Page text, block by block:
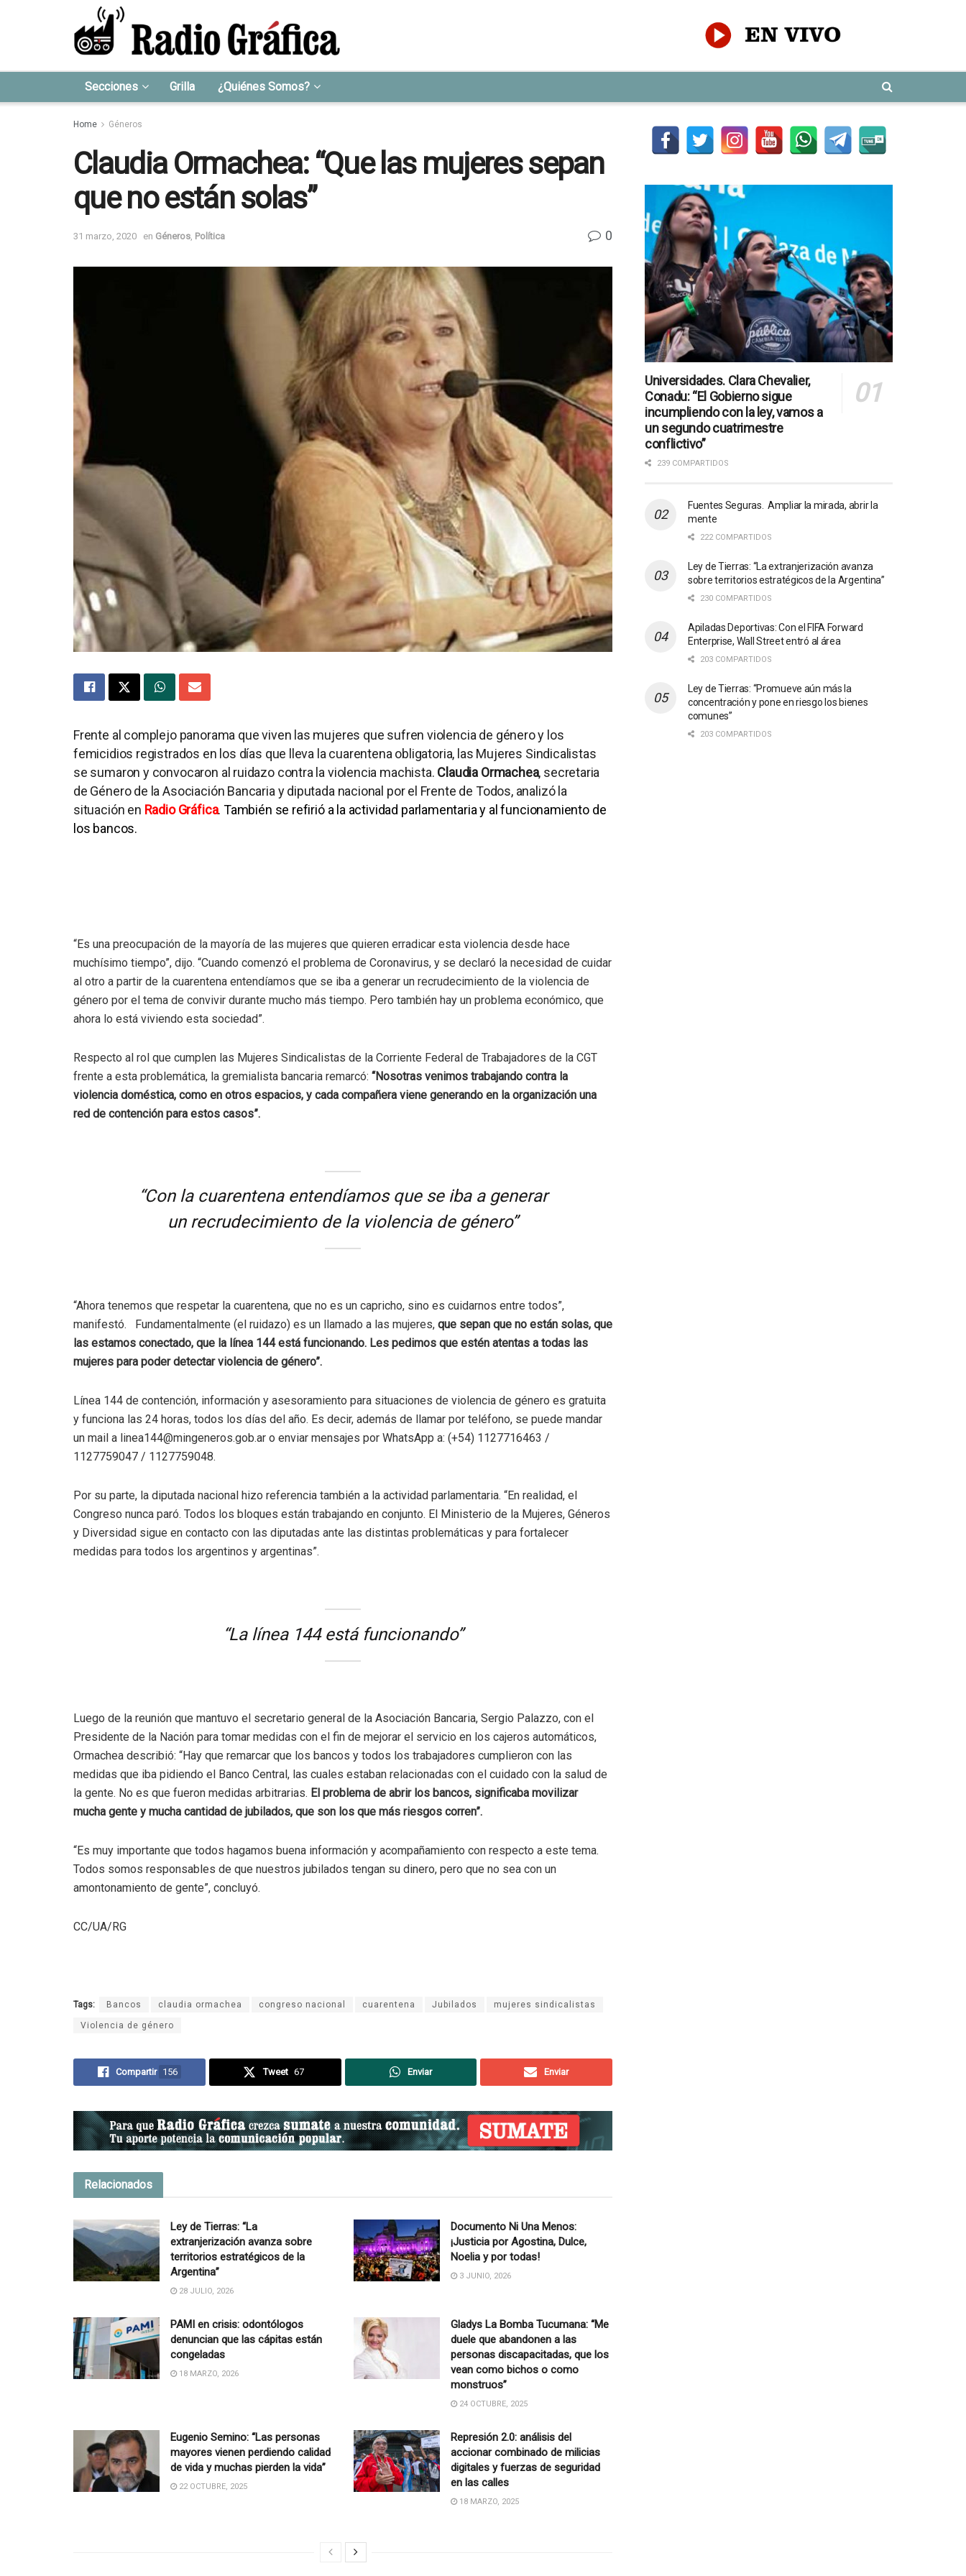
Secciones Grilla ¿Quiénes Somos?
Home Géneros
Claudia Ormachea: “Que las mujeres sepan
que no están solas”
31 marzo, 2020 en Géneros Política 0
Frente al complejo panorama que viven las mujeres que sufren violencia de género y los
femicidios registrados en los días que lleva la cuarentena obligatoria, las Mujeres Sindicalistas
se sumaron y convocaron al ruidazo contra la violencia machista. Claudia Ormachea, secretaria
de Género de la Asociación Bancaria y diputada nacional por el Frente de Todos, analizó la
situación en Radio Gráfica. También se refirió a la actividad parlamentaria y al funcionamiento de
los bancos.
“Es una preocupación de la mayoría de las mujeres que quieren erradicar esta violencia desde hace
muchísimo tiempo”, dijo. “Cuando comenzó el problema de Coronavirus, y se declaró la necesidad de cuidar
al otro a partir de la cuarentena entendíamos que se iba a generar un recrudecimiento de la violencia de
género por el tema de convivir durante mucho más tiempo. Pero también hay un problema económico, que
ahora lo está viviendo esta sociedad”.
Respecto al rol que cumplen las Mujeres Sindicalistas de la Corriente Federal de Trabajadores de la CGT
frente a esta problemática, la gremialista bancaria remarcó: “Nosotras venimos trabajando contra la
violencia doméstica, como en otros espacios, y cada compañera viene generando en la organización una
red de contención para estos casos”.
“Con la cuarentena entendíamos que se iba a generar
un recrudecimiento de la violencia de género”
“Ahora tenemos que respetar la cuarentena, que no es un capricho, sino es cuidarnos entre todos”,
manifestó. Fundamentalmente (el ruidazo) es un llamado a las mujeres, que sepan que no están solas, que
las estamos conectado, que la línea 144 está funcionando. Les pedimos que estén atentas a todas las
mujeres para poder detectar violencia de género”.
Línea 144 de contención, información y asesoramiento para situaciones de violencia de género es gratuita
y funciona las 24 horas, todos los días del año. Es decir, además de llamar por teléfono, se puede mandar
un mail a linea144@mingeneros.gob.ar o enviar mensajes por WhatsApp a: (+54) 1127716463 /
1127759047 / 1127759048.
Por su parte, la diputada nacional hizo referencia también a la actividad parlamentaria. “En realidad, el
Congreso nunca paró. Todos los bloques están trabajando en conjunto. El Ministerio de la Mujeres, Géneros
y Diversidad sigue en contacto con las diputadas ante las distintas problemáticas y para fortalecer
medidas para todos los argentinos y argentinas”.
“La línea 144 está funcionando”
Luego de la reunión que mantuvo el secretario general de la Asociación Bancaria, Sergio Palazzo, con el
Presidente de la Nación para tomar medidas con el fin de mejorar el servicio en los cajeros automáticos,
Ormachea describió: “Hay que remarcar que los bancos y todos los trabajadores cumplieron con las
medidas que iba pidiendo el Banco Central, las cuales estaban relacionadas con el cuidado con la salud de
la gente. No es que fueron medidas arbitrarias. El problema de abrir los bancos, significaba movilizar
mucha gente y mucha cantidad de jubilados, que son los que más riesgos corren”.
“Es muy importante que todos hagamos buena información y acompañamiento con respecto a este tema.
Todos somos responsables de que nuestros jubilados tengan su dinero, pero que no sea con un
amontonamiento de gente”, concluyó.
CC/UA/RG
Tags: Bancos claudia ormachea congreso nacional cuarentena Jubilados mujeres sindicalistas
Violencia de género
Compartir 156 Tweet 67 Enviar Enviar
Relacionados
Ley de Tierras: “La
extranjerización avanza sobre
territorios estratégicos de la
Argentina”
28 JULIO, 2026
Documento Ni Una Menos:
¡Justicia por Agostina, Dulce,
Noelia y por todas!
3 JUNIO, 2026
PAMI en crisis: odontólogos
denuncian que las cápitas están
congeladas
18 MARZO, 2026
Gladys La Bomba Tucumana: “Me
duele que abandonen a las
personas discapacitadas, que los
vean como bichos o como
monstruos”
24 OCTUBRE, 2025
Eugenio Semino: “Las personas
mayores vienen perdiendo calidad
de vida y muchas pierden la vida”
22 OCTUBRE, 2025
Represión 2.0: análisis del
accionar combinado de milicias
digitales y fuerzas de seguridad
en las calles
18 MARZO, 2025
Universidades. Clara Chevalier,
Conadu: “El Gobierno sigue
incumpliendo con la ley, vamos a
un segundo cuatrimestre
conflictivo”
239 COMPARTIDOS
Fuentes Seguras. Ampliar la mirada, abrir la
mente
222 COMPARTIDOS
Ley de Tierras: “La extranjerización avanza
sobre territorios estratégicos de la Argentina”
230 COMPARTIDOS
Apiladas Deportivas: Con el FIFA Forward
Enterprise, Wall Street entró al área
203 COMPARTIDOS
Ley de Tierras: “Promueve aún más la
concentración y pone en riesgo los bienes
comunes”
203 COMPARTIDOS